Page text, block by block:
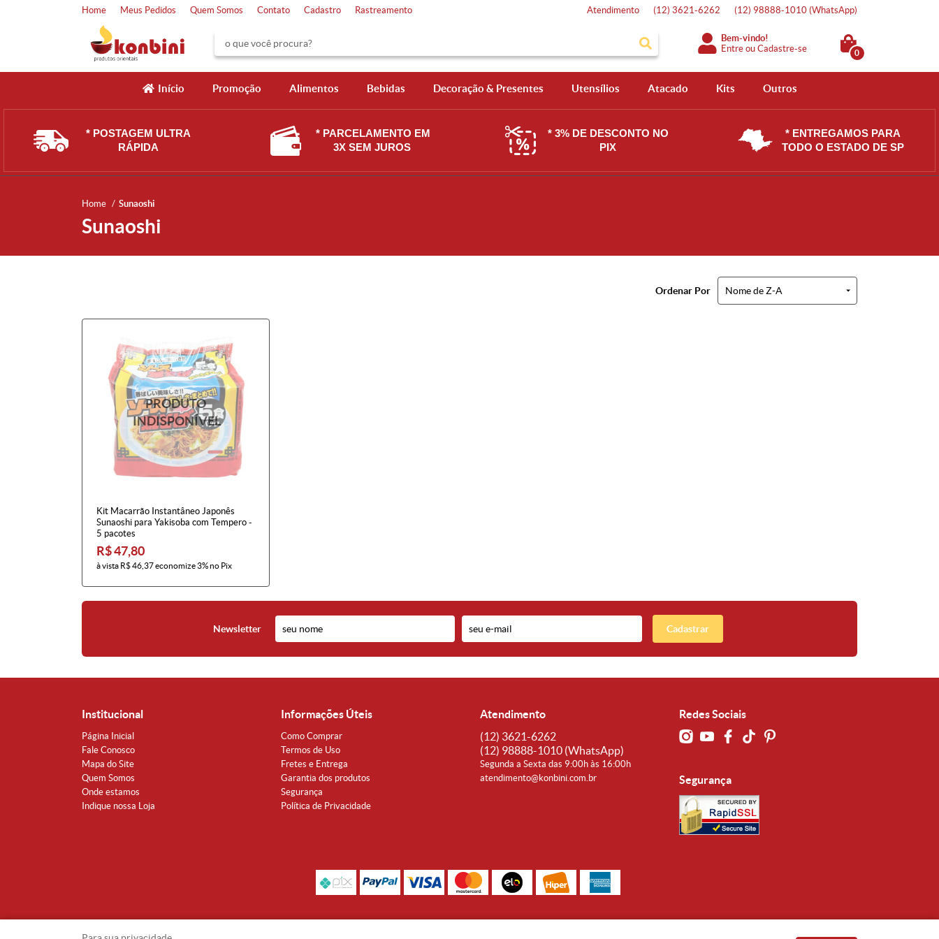
Home Meus Pedidos Quem Somos Contato Cadastro Rastreamento Atendimento (12) 3621-6262 (12) 98888-1010 (WhatsApp)
Bem-vindo!
Entre ouCadastre-se 0
Início Promoção Alimentos Bebidas Decoração & Presentes Utensílios Atacado Kits Outros
* POSTAGEM ULTRA
RÁPIDA
* PARCELAMENTO EM
3X SEM JUROS
* 3% DE DESCONTO NO
PIX
* ENTREGAMOS PARA
TODO O ESTADO DE SP
Home Sunaoshi
Sunaoshi
Ordenar Por Nome de Z-A
Kit Macarrão Instantâneo Japonês
Sunaoshi para Yakisoba com Tempero -
5 pacotes
R$ 47,80
à vista R$ 46,37economize3%no Pix
Newsletter Cadastrar
Institucional
Página Inicial
Fale Conosco
Mapa do Site
Quem Somos
Onde estamos
Indique nossa Loja
Informações Úteis
Como Comprar
Termos de Uso
Fretes e Entrega
Garantia dos produtos
Segurança
Política de Privacidade
Atendimento
(12) 3621-6262
(12) 98888-1010 (WhatsApp)
Segunda a Sexta das 9:00h às 16:00h
atendimento@konbini.com.br
Redes Sociais
Segurança